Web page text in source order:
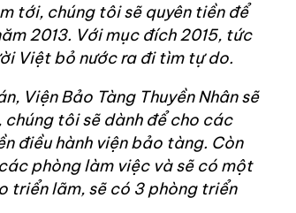
tới, chúng tôi sẽ quyên tiền để
2013. Với mục đích 2015, tức
Việt bỏ nước ra đi tìm tự do.
Viện Bảo Tàng Thuyền Nhân sẽ
tôi sẽ dành để cho các
điều hành viện bảo tàng. Còn
phòng làm việc và sẽ có một
triển lãm, sẽ có 3 phòng triển